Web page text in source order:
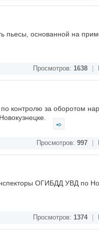
пьесы, основанной на
Просмотров: 1638
контролю за оборотом
Просмотров: 997
ОГИБДД УВД по
Просмотров: 1374